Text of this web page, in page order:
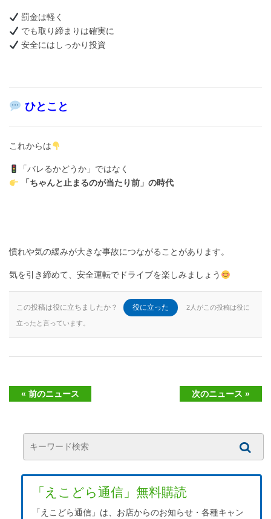
罰金は軽く
でも取り締まりは確実に
安全にはしっかり投資
ひとこと
これからは
「バレるかどうか」ではなく
「ちゃんと止まるのが当たり前」の時代
慣れや気の緩みが大きな事故につながることがあります。
気を引き締めて、安全運転でドライブを楽しみましょう
この投稿は役に立ちましたか？ 役に立った 2人がこの投稿は役に
立ったと言っています。
« 前のニュース 次のニュース »
「えこどら通信」無料購読
「えこどら通信」は、お店からのお知らせ・各種キャン